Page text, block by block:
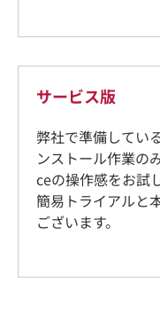
サービス版
弊社で準備してい
ンストール作業の
ceの操作感をお試
簡易トライアルと
ございます。